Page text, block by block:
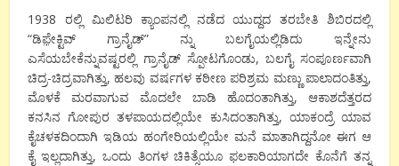
1938 ರಲ್ಲಿ ಮಿಲಿಟರಿ ಕ್ಯಾಂಪನಲ್ಲಿ ನಡೆದ ಯುದ್ದದ ತರಬೇತಿ ಶಿಬಿರದಲ್ಲಿ
“ಡಿಫ಼ೇಕ್ಟಿವ್ ಗ್ರಾನೈಡ್” ನ್ನು ಬಲಗೈಯಲ್ಲಿಡಿದು ಇನ್ನೇನು
ಎಸೆಯಬೇಕೆನ್ನುವಷ್ಟರಲ್ಲಿ ಗ್ರಾನೈಡ್ ಸ್ಪೋಟಗೊಂಡು, ಬಲಗೈ ಸಂಪೂರ್ಣವಾಗಿ
ಚಿದ್ರ-ಚಿದ್ರವಾಗಿತ್ತು, ಹಲವು ವರ್ಷಗಳ ಕಠೀಣ ಪರಿಶ್ರಮ ಮಣ್ಣು ಪಾಲಾದಂತಿತ್ತು,
ಮೊಳಕೆ ಮರವಾಗುವ ಮೊದಲೇ ಬಾಡಿ ಹೊದಂತಾಗಿತ್ತು, ಆಕಾಶದೆತ್ತರದ
ಕನಸಿನ ಗೋಪುರ ತಳಪಾಯದಲ್ಲಿಯೇ ಕುಸಿದಂತಾಗಿತ್ತು, ಯಾಕಂದ್ರೆ ಯಾವ
ಕೈಚಳಕದಿಂದಾಗಿ ಇಡಿಯ ಹಂಗೇರಿಯಲ್ಲಿಯೇ ಮನೆ ಮಾತಾಗಿದ್ದನೋ ಈಗ ಆ
ಕೈ ಇಲ್ಲದಾಗಿತ್ತು, ಒಂದು ತಿಂಗಳ ಚಿಕಿತ್ಸೆಯೂ ಫಲಕಾರಿಯಾಗದೇ ಕೊನೆಗೆ ತನ್ನ